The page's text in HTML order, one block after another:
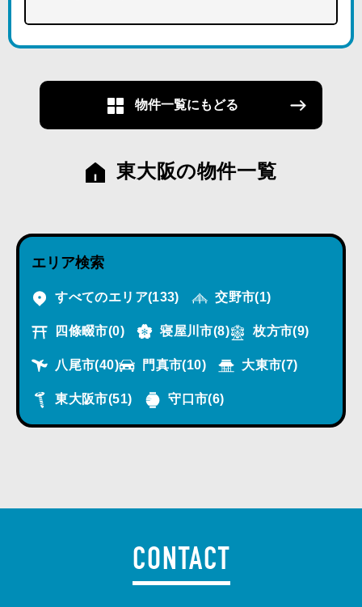
物件一覧にもどる
東大阪の物件一覧
エリア検索
すべてのエリア(133) 交野市(1)
四條畷市(0) 寝屋川市(8) 枚方市(9)
八尾市(40) 門真市(10) 大東市(7)
東大阪市(51) 守口市(6)
CONTACT